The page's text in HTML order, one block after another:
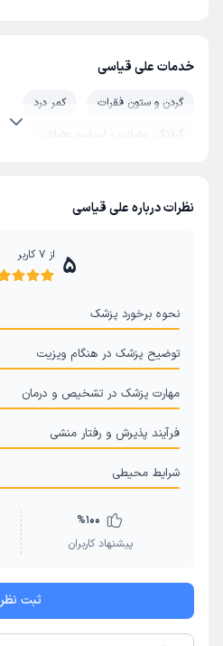
خدمات علی قیاسی
گردن و ستون فقرات
کمر درد
گرفتگی عضلات و اسپاسم عضلانی
نظرات درباره علی قیاسی
5 از 7کاربر
نحوه برخورد پزشک
توضیح پزشک در هنگام ویزیت
مهارت پزشک در تشخیص و درمان
فرآیند پذیرش و رفتار منشی
شرایط محیطی
%100
پیشنهاد کاربران
ثبت نظر